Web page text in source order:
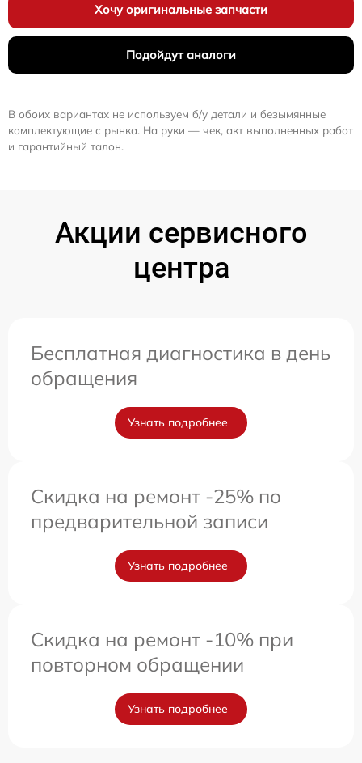
Хочу оригинальные запчасти
Подойдут аналоги
В обоих вариантах не используем б/у детали и безымянные
комплектующие с рынка. На руки — чек, акт выполненных работ
и гарантийный талон.
Акции сервисного
центра
Бесплатная диагностика в день
обращения
Узнать подробнее
Скидка на ремонт -25% по
предварительной записи
Узнать подробнее
Скидка на ремонт -10% при
повторном обращении
Узнать подробнее